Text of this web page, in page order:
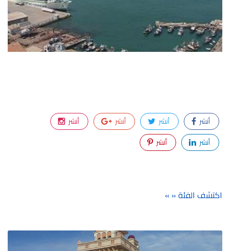
أنشر أنشر أنشر
أنشر
أنشر
أنشر
اكتشف الفئة « »